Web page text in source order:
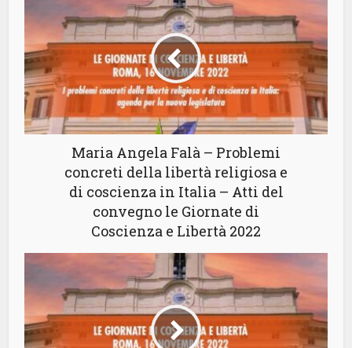
Maria Angela Falà – Problemi
concreti della libertà religiosa e
di coscienza in Italia – Atti del
convegno le Giornate di
Coscienza e Libertà 2022